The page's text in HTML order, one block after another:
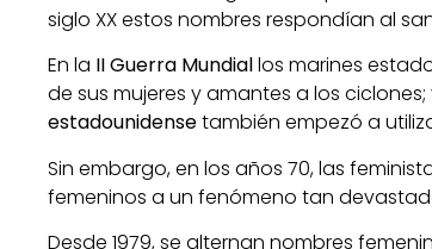
siglo XX estos nombres respondían al
En la II Guerra Mundiallos marines
de sus mujeres y amantes a los ciclones;
estadounidensetambién empezó a
Sin embargo, en los años 70, las
femeninos a un fenómeno tan
Desde 1979, se alternan nombres